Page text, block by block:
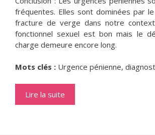
fréquentes. Elles sont dominées par
fracture de verge dans notre
fonctionnel sexuel est bon mais le
charge demeure encore long.
Mots clés : Urgence pénienne,
Lire la suite